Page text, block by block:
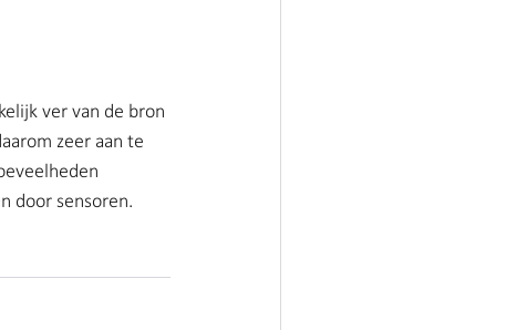
ver van de bron
zeer aan te
door sensoren.